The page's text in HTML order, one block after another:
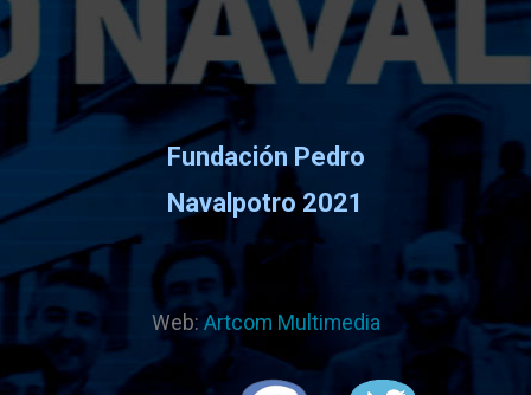
Fundación Pedro
Navalpotro 2021
Web: Artcom Multimedia